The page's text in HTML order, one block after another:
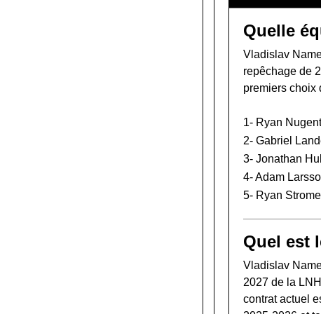
Quelle
Vladislav
repêchage de
premiers choix
1- Ryan
2- Gabriel
3- Jonathan
4-Adam
5- Ryan Strome
Quel est
Vladislav
2027 de la
contrat actuel